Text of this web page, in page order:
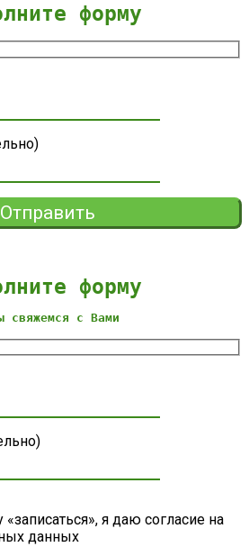
форму
форму
свяжемся с Вами
я даю согласие на
данных